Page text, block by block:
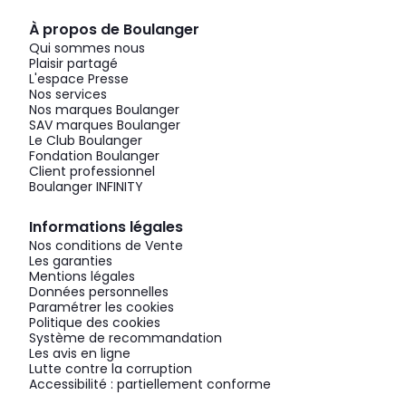
À propos de Boulanger
Qui sommes nous
Plaisir partagé
L'espace Presse
Nos services
Nos marques Boulanger
SAV marques Boulanger
Le Club Boulanger
Fondation Boulanger
Client professionnel
Boulanger INFINITY
Informations légales
Nos conditions de Vente
Les garanties
Mentions légales
Données personnelles
Paramétrer les cookies
Politique des cookies
Système de recommandation
Les avis en ligne
Lutte contre la corruption
Accessibilité : partiellement conforme